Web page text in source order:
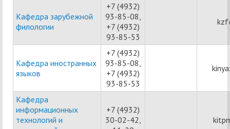
Кафедра зарубежной
филологии
+7 (4932)
93-85-08,
+7 (4932)
93-85-53
Кафедра иностранных
языков
+7 (4932)
93-85-08,
+7 (4932)
93-85-53
Кафедра
информационных
технологий и
+7 (4932)
30-02-42,